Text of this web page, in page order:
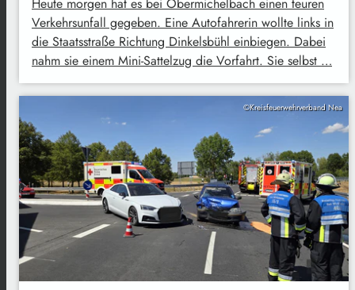
Verkehrsunfall gegeben. Eine Autofahrerin wollte links in
die Staatsstraße Richtung Dinkelsbühl einbiegen. Dabei
nahm sie einem Mini-Sattelzug die Vorfahrt. Sie selbst …
©Kreisfeuerwehrverband Nea